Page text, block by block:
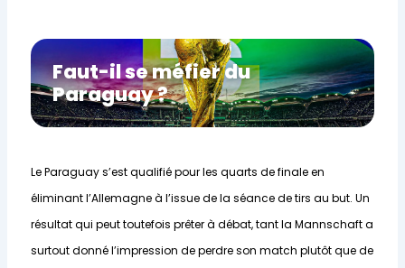
Faut-il se méfier du
Paraguay ?
Le Paraguay s’est qualifié pour les quarts de finale en
éliminant l’Allemagne à l’issue de la séance de tirs au but. Un
résultat qui peut toutefois prêter à débat, tant la Mannschaft a
surtout donné l’impression de perdre son match plutôt que de